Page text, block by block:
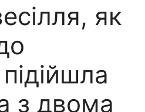
як
з двома